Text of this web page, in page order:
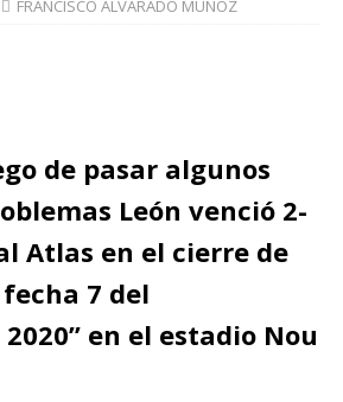
FRANCISCO ALVARADO MUÑOZ
de pasar algunos
León venció 2-
Atlas en el cierre de
7 del
en el estadio Nou